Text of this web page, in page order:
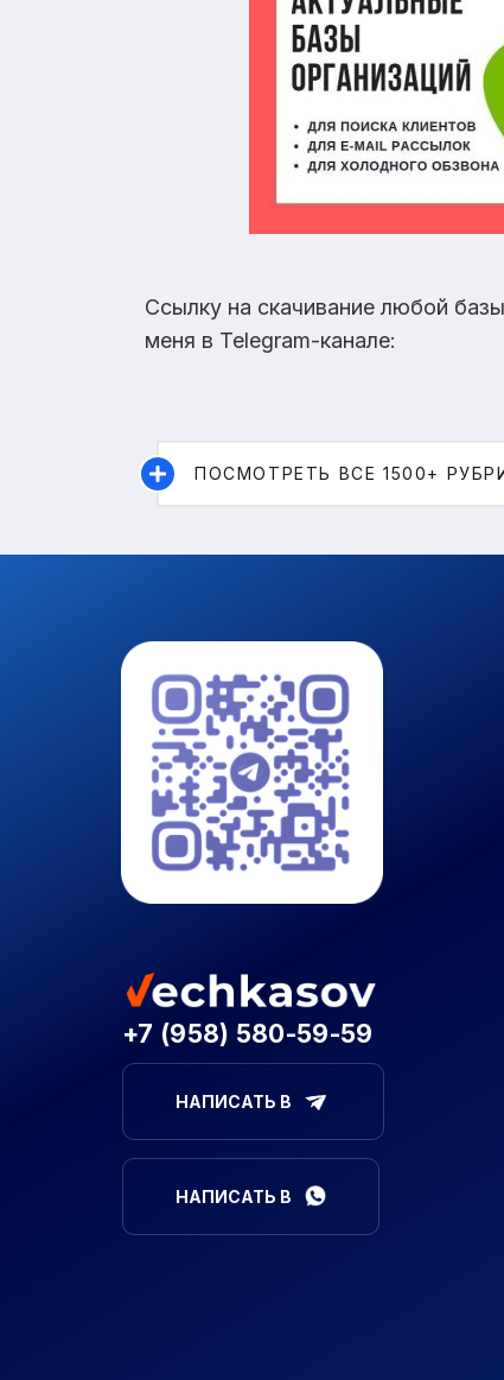
Ссылку на скачивание любой
меня в Telegram-канале:
ПОСМОТРЕТЬ ВСЕ 1500+
+7 (958) 580-59-59
НАПИСАТЬ В
НАПИСАТЬ В